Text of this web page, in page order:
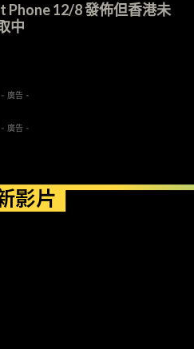
Phone 12/8 發佈但香港未
中
- 廣告 -
- 廣告 -
影片